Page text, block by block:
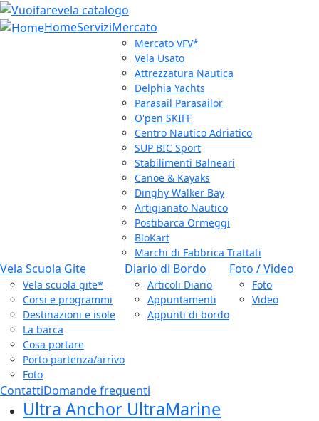
HomeServiziMercato
Mercato VFV*
Vela Usato
Attrezzatura Nautica
Delphia Yachts
Parasail Parasailor
O'pen SKIFF
Centro Nautico Adriatico
SUP BIC Sport
Stabilimenti Balneari
Canoe & Kayaks
Dinghy Walker Bay
Artigianato Nautico
Postibarca Ormeggi
BloKart
Marchi di Fabbrica Trattati
Vela Scuola Gite
Vela scuola gite*
Corsi e programmi
Destinazioni e isole
La barca
Cosa portare
Porto partenza/arrivo
Foto
Diario di Bordo
Articoli Diario
Appuntamenti
Appunti di bordo
Foto / Video
Foto
Video
ContattiDomande frequenti
Ultra Anchor UltraMarine